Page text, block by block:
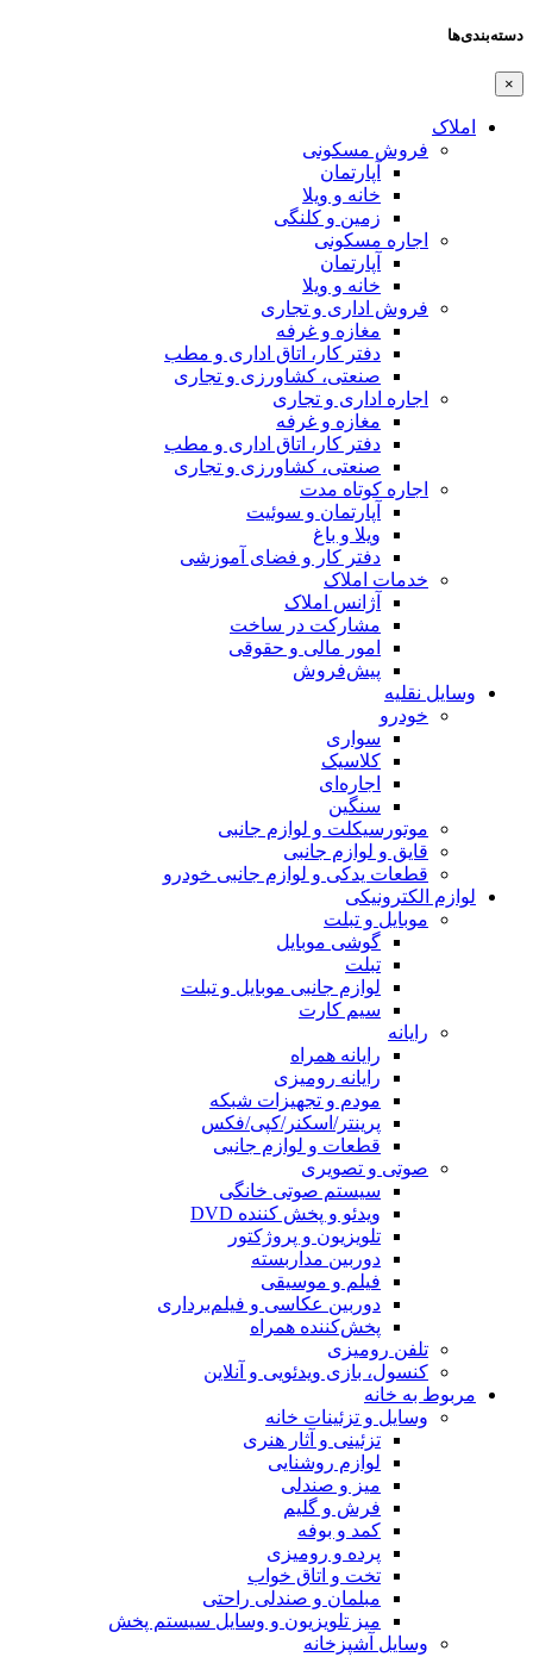
دسته‌بندی‌ها
×
املاک
فروش مسکونی
آپارتمان
خانه و ویلا
زمین و کلنگی
اجاره مسکونی
آپارتمان
خانه و ویلا
فروش اداری و تجاری
مغازه و غرفه
دفتر کار، اتاق اداری و مطب
صنعتی،‌ کشاورزی و تجاری
اجاره اداری و تجاری
مغازه و غرفه
دفتر کار، اتاق اداری و مطب
صنعتی،‌ کشاورزی و تجاری
اجاره کوتاه مدت
آپارتمان و سوئیت
ویلا و باغ
دفتر کار و فضای آموزشی
خدمات املاک
آژانس املاک
مشارکت در ساخت
امور مالی و حقوقی
پیش‌فروش
وسایل نقلیه
خودرو
سواری
کلاسیک
اجاره‌ای
سنگین
موتورسیکلت و لوازم جانبی
قایق و لوازم جانبی
قطعات یدکی و لوازم جانبی خودرو
لوازم الکترونیکی
موبایل و تبلت
گوشی موبایل
تبلت
لوازم جانبی موبایل و تبلت
سیم کارت
رایانه
رایانه همراه
رایانه رومیزی
مودم و تجهیزات شبکه
پرینتر/اسکنر/کپی/فکس
قطعات و لوازم جانبی
صوتی و تصویری
سیستم صوتی خانگی
ویدئو و پخش کننده DVD
تلویزیون و پروژکتور
دوربین مداربسته
فیلم و موسیقی
دوربین عکاسی و فیلم‌برداری
پخش‌کننده همراه
تلفن رومیزی
کنسول، بازی‌ ویدئویی و آنلاین
مربوط به خانه
وسایل و تزئینات خانه
تزئینی و آثار هنری
لوازم روشنایی
میز و صندلی
فرش و گلیم
کمد و بوفه
پرده و رومیزی
تخت و اتاق خواب
مبلمان و صندلی راحتی
میز تلویزیون و وسایل سیستم پخش
وسایل آشپزخانه